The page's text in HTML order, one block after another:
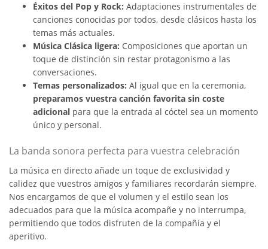
Éxitos del Pop y Rock: Adaptaciones instrumentales de
canciones conocidas por todos, desde clásicos hasta los
temas más actuales.
Música Clásica ligera: Composiciones que aportan un
toque de distinción sin restar protagonismo a las
conversaciones.
Temas personalizados: Al igual que en la ceremonia,
preparamos vuestra canción favorita sin coste
adicional para que la entrada al cóctel sea un momento
único y personal.
La banda sonora perfecta para vuestra celebración
La música en directo añade un toque de exclusividad y
calidez que vuestros amigos y familiares recordarán siempre.
Nos encargamos de que el volumen y el estilo sean los
adecuados para que la música acompañe y no interrumpa,
permitiendo que todos disfruten de la compañía y el
aperitivo.